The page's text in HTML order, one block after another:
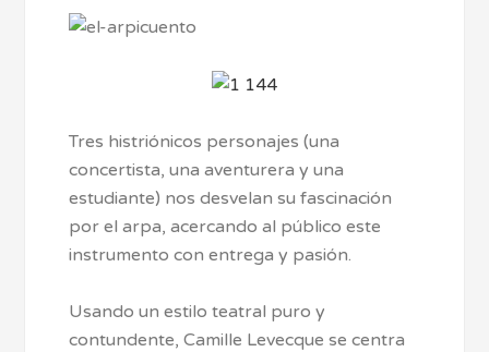
Tres histriónicos personajes (una
concertista, una aventurera y una
estudiante) nos desvelan su fascinación
por el arpa, acercando al público este
instrumento con entrega y pasión.
Usando un estilo teatral puro y
contundente, Camille Levecque se centra